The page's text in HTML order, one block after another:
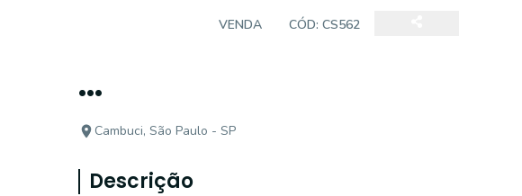
VENDA CÓD: CS562
...
Cambuci, São Paulo - SP
Descrição